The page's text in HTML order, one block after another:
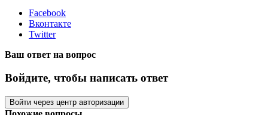
Facebook
Вконтакте
Twitter
Ваш ответ на вопрос
Войдите, чтобы написать ответ
Войти через центр авторизации